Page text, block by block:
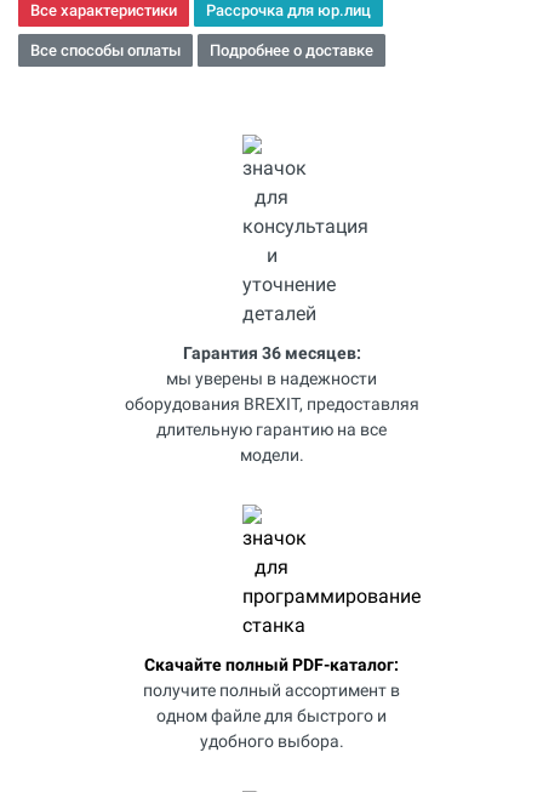
Все характеристики Рассрочка для юр.лиц
Все способы оплаты Подробнее о доставке
Гарантия 36 месяцев:
мы уверены в надежности
оборудования BREXIT, предоставляя
длительную гарантию на все
модели.
Скачайте полный PDF-каталог:
получите полный ассортимент в
одном файле для быстрого и
удобного выбора.